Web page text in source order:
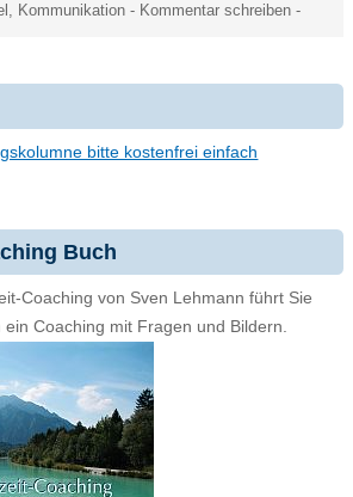
, Kommunikation - Kommentar schreiben -
bitte kostenfrei einfach
Buch
Coaching von Sven Lehmann führt Sie
Coaching mit Fragen und Bildern.